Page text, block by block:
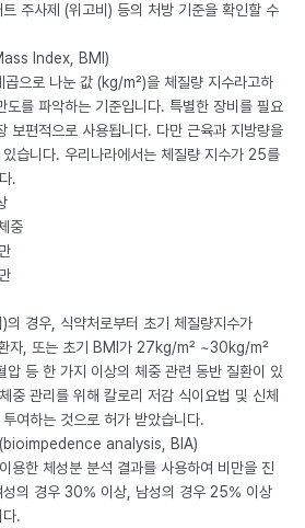
주사제 (위고비) 등의 처방 기준을 확인할 수
Index, BMI)
으로 나눈 값 (kg/m²)을 체질량 지수라고하
도를 파악하는 기준입니다. 특별한 장비를 필요
보편적으로 사용됩니다. 다만 근육과 지방량을
습니다. 우리나라에서는 체질량 지수가 25를
.
중
의 경우, 식약처로부터 초기 체질량지수가
자, 또는 초기 BMI가 27kg/m² ~30kg/m²
압 등 한 가지 이상의 체중 관련 동반 질환이 있
중 관리를 위해 칼로리 저감 식이요법 및 신체
여하는 것으로 허가 받았습니다.
(bioimpedence analysis, BIA)
용한 체성분 분석 결과를 사용하여 비만을 진
성의 경우 30% 이상, 남성의 경우 25% 이상
다.